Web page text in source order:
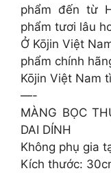
phẩm đến từ
phẩm tươi lâu
Ở Kōjin Việt
phẩm chính
Kōjin Việt Nam
—-
MÀNG BỌC
DAI DÍNH
Không phụ gia
Kích thước: